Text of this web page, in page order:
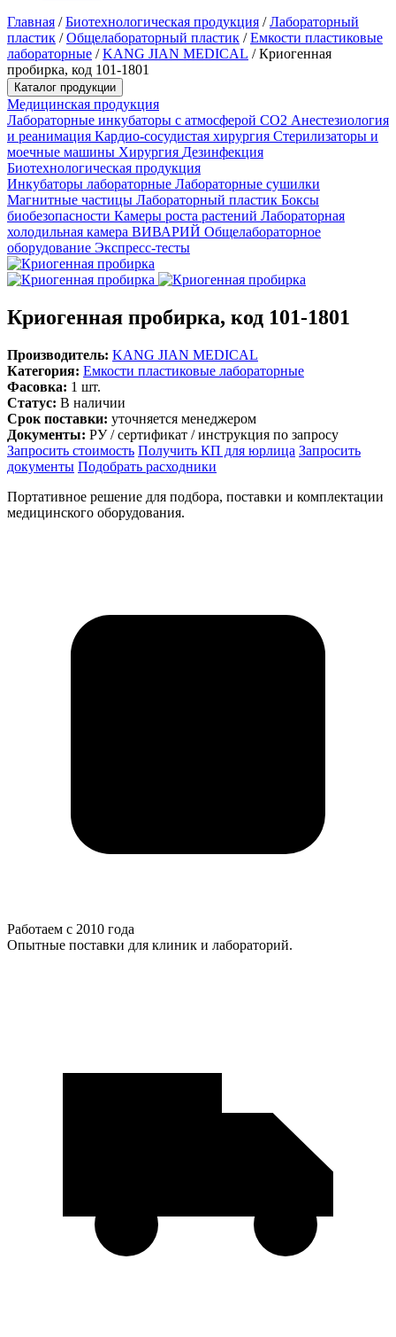
Главная /Биотехнологическая продукция /Лабораторный
пластик /Общелабораторный пластик /Емкости пластиковые
лабораторные /KANG JIAN MEDICAL /Криогенная
пробирка, код 101-1801
Каталог продукции
Медицинская продукция
Лабораторные инкубаторы с атмосферой CO2 Анестезиология
и реанимация Кардио-сосудистая хирургия Стерилизаторы и
моечные машины Хирургия Дезинфекция
Биотехнологическая продукция
Инкубаторы лабораторные Лабораторные сушилки
Магнитные частицы Лабораторный пластик Боксы
биобезопасности Камеры роста растений Лабораторная
холодильная камера ВИВАРИЙ Общелабораторное
оборудование Экспресс-тесты
Криогенная пробирка, код 101-1801
Производитель: KANG JIAN MEDICAL
Категория: Емкости пластиковые лабораторные
Фасовка: 1 шт.
Статус: В наличии
Срок поставки: уточняется менеджером
Документы: РУ / сертификат / инструкция по запросу
Запросить стоимость Получить КП для юрлица Запросить
документы Подобрать расходники
Портативное решение для подбора, поставки и комплектации
медицинского оборудования.
Работаем с 2010 года
Опытные поставки для клиник и лабораторий.